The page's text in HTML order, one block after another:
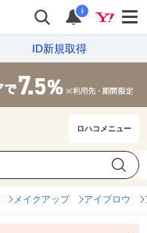
i
ID新規取得
ロハコメニュー
メイクアップ アイブロウ